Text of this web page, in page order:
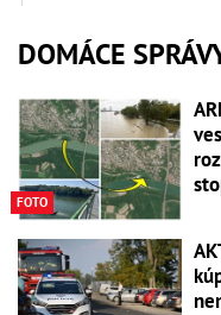
DOMÁCE
FOTO